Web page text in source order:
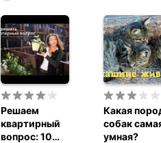
Решаем
квартирный
вопрос: 10
Какая
собак
умная?